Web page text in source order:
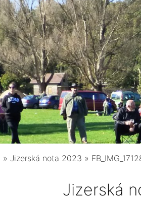
» Jizerská nota 2023 »
Jizerská